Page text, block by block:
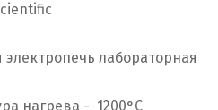
лабораторная
нагрева - 1200°C